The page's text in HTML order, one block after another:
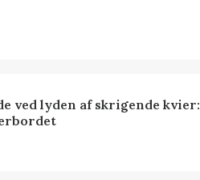
ved lyden af skrigende kvier: